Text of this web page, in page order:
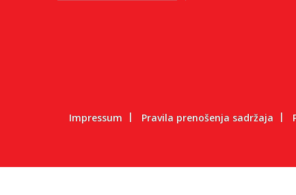
Impressum Pravila prenošenja sadržaja